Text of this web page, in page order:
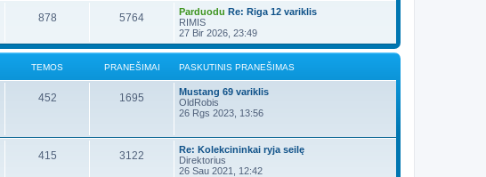
878 5764 Parduodu Re: Riga 12 variklis
RIMIS
27 Bir 2026, 23:49
TEMOS PRANEŠIMAI PASKUTINIS PRANEŠIMAS
452 1695
Mustang 69 variklis
OldRobis
26 Rgs 2023, 13:56
415 3122
Re: Kolekcininkai ryja seilę
Direktorius
26 Sau 2021, 12:42